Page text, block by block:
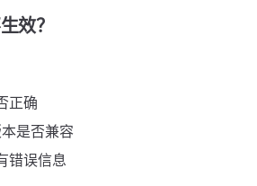
效？
正确
是否兼容
错误信息